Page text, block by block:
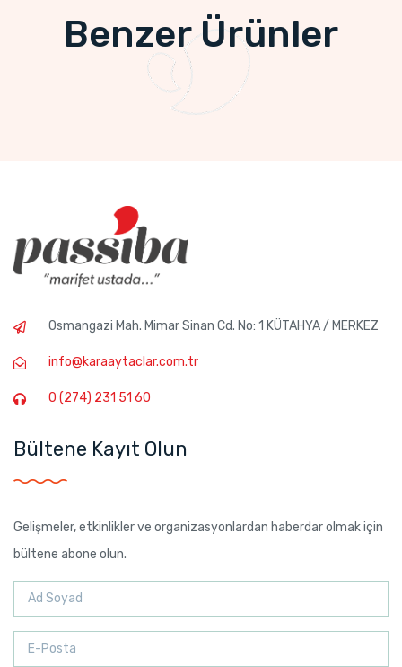
Benzer Ürünler
Osmangazi Mah. Mimar Sinan Cd. No: 1 KÜTAHYA / MERKEZ
info@karaaytaclar.com.tr
0 (274) 231 51 60
Bültene Kayıt Olun
Gelişmeler, etkinlikler ve organizasyonlardan haberdar olmak için
bültene abone olun.